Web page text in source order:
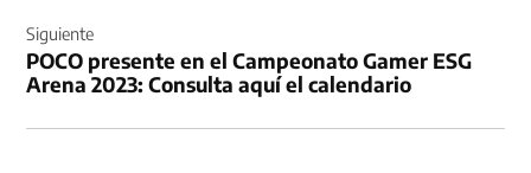
Siguiente
POCO presente en el Campeonato Gamer ESG
Arena 2023: Consulta aquí el calendario